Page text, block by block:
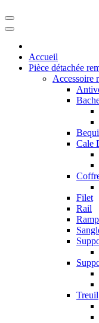
Accueil
Pièce détachée
Accessoire
Cale
Filet
Rail
Treuil